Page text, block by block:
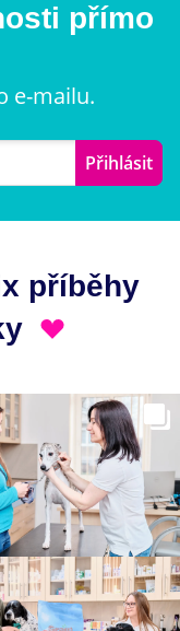
přímo
e-mailu.
Přihlásit
příběhy